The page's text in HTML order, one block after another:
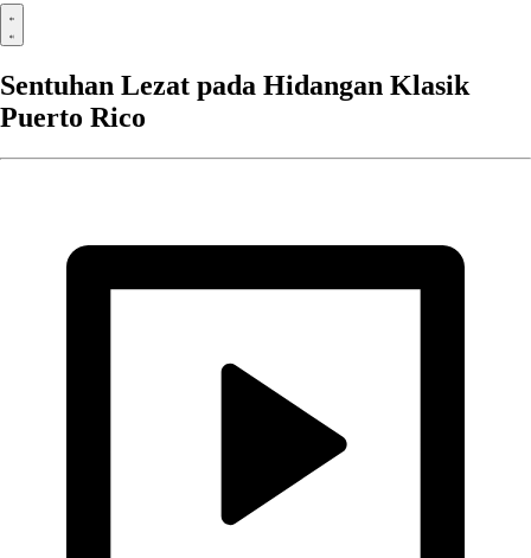
Sentuhan Lezat pada Hidangan Klasik
Puerto Rico